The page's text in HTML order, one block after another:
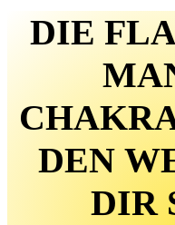
DIE
DEN
DIR